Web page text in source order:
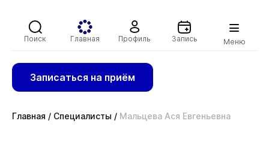
Поиск Главная Профиль Запись Меню
Записаться на приём
Главная / Специалисты / Мальцева Ася Евгеньевна